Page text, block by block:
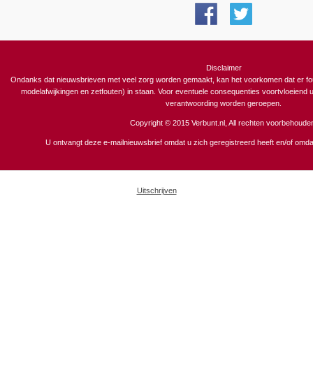
Disclaimer
Ondanks dat nieuwsbrieven met veel zorg worden gemaakt, kan het voorkomen dat er
modelafwijkingen en zetfouten) in staan. Voor eventuele consequenties voortvloeiend
verantwoording worden geroepen.
Copyright © 2015 Verbunt.nl, All rechten
U ontvangt deze e-mailnieuwsbrief omdat u zich geregistreerd heeft en/of
Uitschrijven